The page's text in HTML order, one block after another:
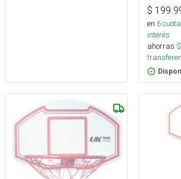
$
en 6
interés
ahorras $